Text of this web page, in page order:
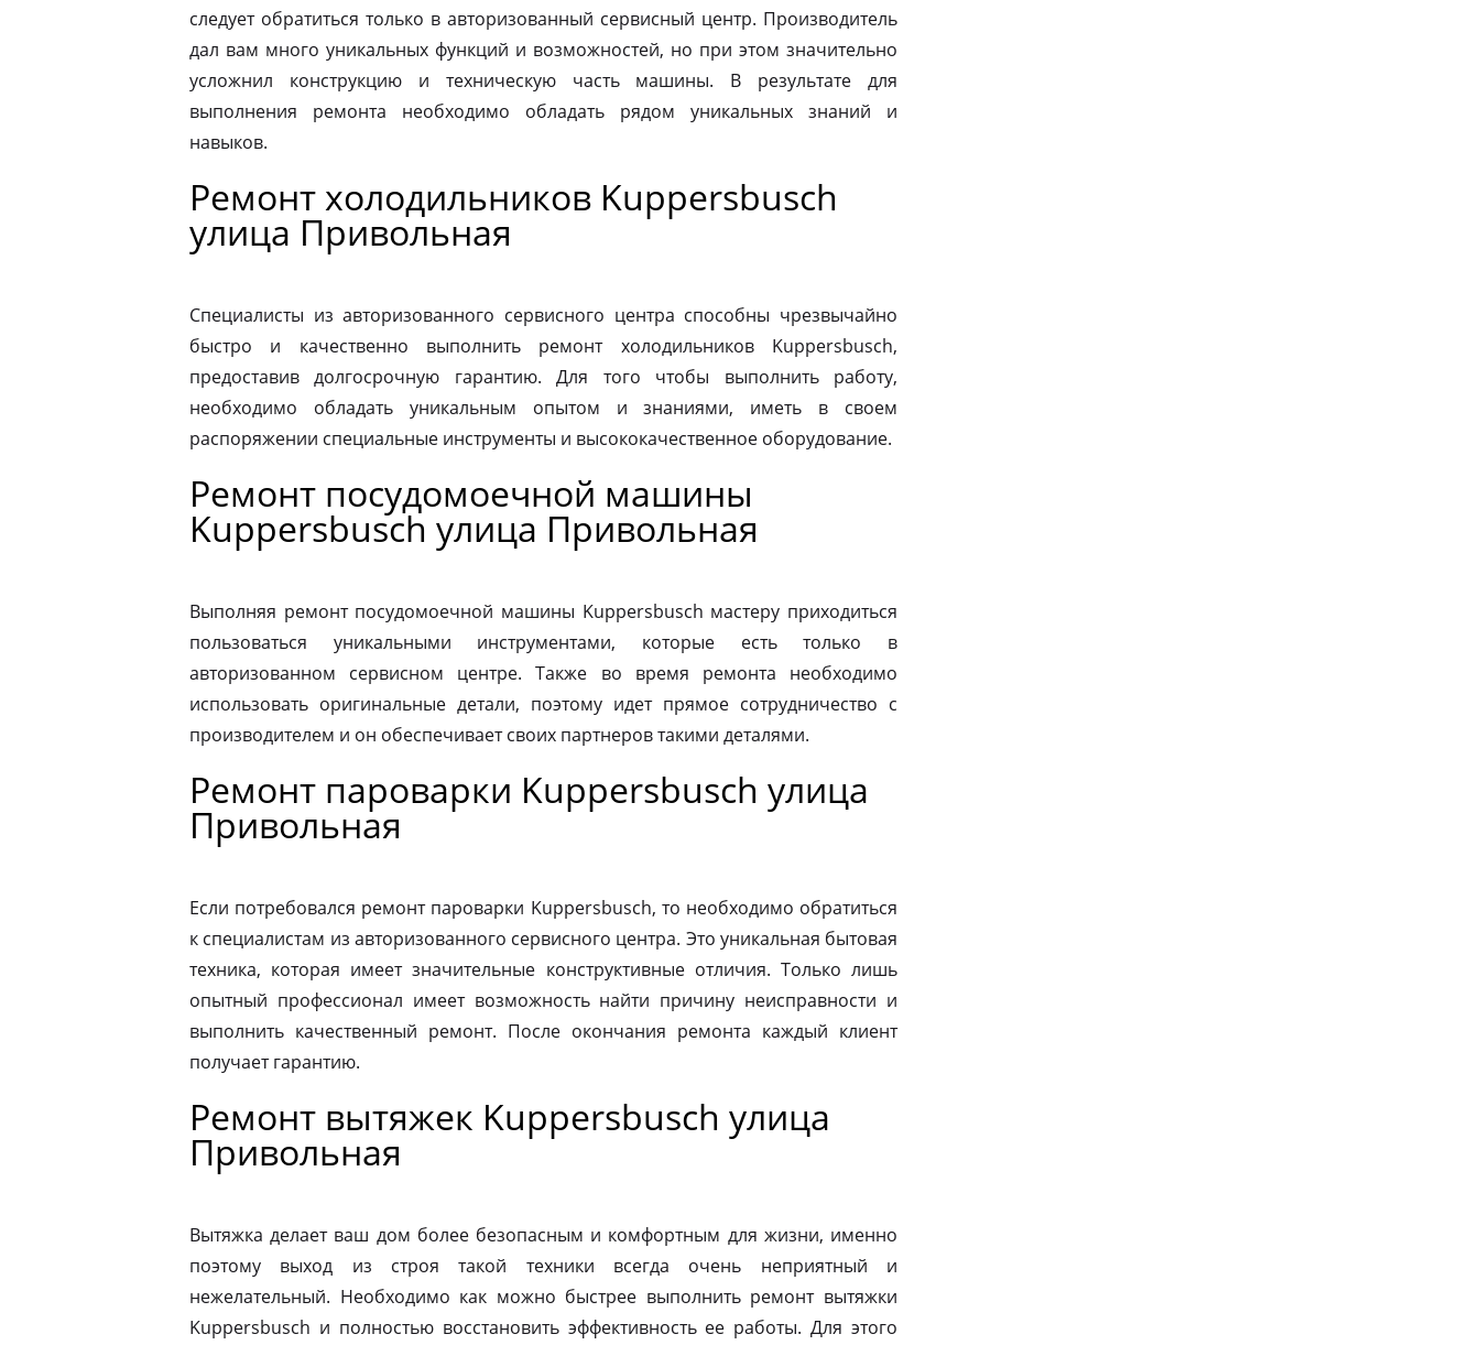
следует обратиться только в авторизованный сервисный центр. Производитель
дал вам много уникальных функций и возможностей, но при этом значительно
усложнил конструкцию и техническую часть машины. В результате для
выполнения ремонта необходимо обладать рядом уникальных знаний и
навыков.
Ремонт холодильников Kuppersbusch
улица Привольная
Специалисты из авторизованного сервисного центра способны чрезвычайно
быстро и качественно выполнить ремонт холодильников Kuppersbusch,
предоставив долгосрочную гарантию. Для того чтобы выполнить работу,
необходимо обладать уникальным опытом и знаниями, иметь в своем
распоряжении специальные инструменты и высококачественное оборудование.
Ремонт посудомоечной машины
Kuppersbusch улица Привольная
Выполняя ремонт посудомоечной машины Kuppersbusch мастеру приходиться
пользоваться уникальными инструментами, которые есть только в
авторизованном сервисном центре. Также во время ремонта необходимо
использовать оригинальные детали, поэтому идет прямое сотрудничество с
производителем и он обеспечивает своих партнеров такими деталями.
Ремонт пароварки Kuppersbusch улица
Привольная
Если потребовался ремонт пароварки Kuppersbusch, то необходимо обратиться
к специалистам из авторизованного сервисного центра. Это уникальная бытовая
техника, которая имеет значительные конструктивные отличия. Только лишь
опытный профессионал имеет возможность найти причину неисправности и
выполнить качественный ремонт. После окончания ремонта каждый клиент
получает гарантию.
Ремонт вытяжек Kuppersbusch улица
Привольная
Вытяжка делает ваш дом более безопасным и комфортным для жизни, именно
поэтому выход из строя такой техники всегда очень неприятный и
нежелательный. Необходимо как можно быстрее выполнить ремонт вытяжки
Kuppersbusch и полностью восстановить эффективность ее работы. Для этого